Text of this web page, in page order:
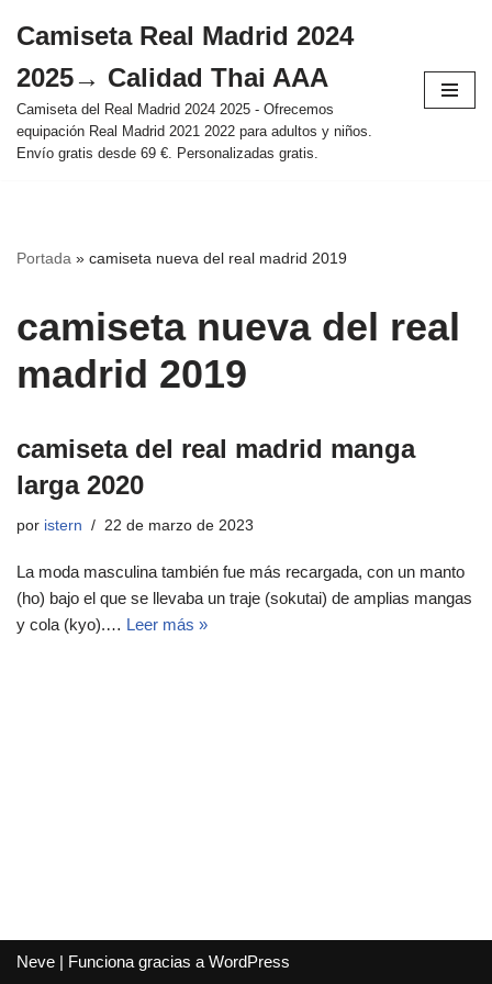
al
contenido
Camiseta Real Madrid 2024
2025→ Calidad Thai AAA
Camiseta del Real Madrid 2024 2025 - Ofrecemos
equipación Real Madrid 2021 2022 para adultos y niños.
Envío gratis desde 69 €. Personalizadas gratis.
Portada » camiseta nueva del real madrid 2019
camiseta nueva del real
madrid 2019
camiseta del real madrid manga
larga 2020
por istern 22 de marzo de 2023
La moda masculina también fue más recargada, con un manto
(ho) bajo el que se llevaba un traje (sokutai) de amplias mangas
y cola (kyo).… Leer más »
Neve | Funciona gracias a WordPress